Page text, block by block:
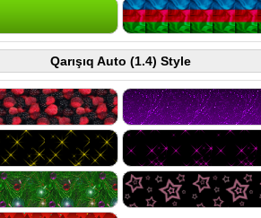
Qarışıq Auto (1.4) Style